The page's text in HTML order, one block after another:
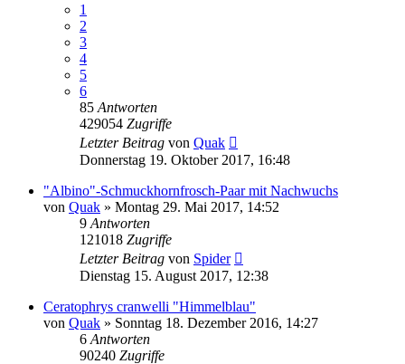
1
2
3
4
5
6
85 Antworten
429054 Zugriffe
Letzter Beitrag von Quak
Donnerstag 19. Oktober 2017, 16:48
"Albino"-Schmuckhornfrosch-Paar mit Nachwuchs
von Quak » Montag 29. Mai 2017, 14:52
9 Antworten
121018 Zugriffe
Letzter Beitrag von Spider
Dienstag 15. August 2017, 12:38
Ceratophrys cranwelli "Himmelblau"
von Quak » Sonntag 18. Dezember 2016, 14:27
6 Antworten
90240 Zugriffe